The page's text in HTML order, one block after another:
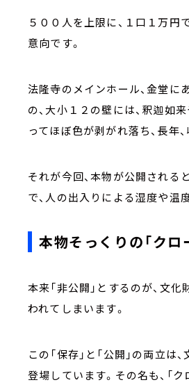
５００人を上限に、１口１万円
意向です。
法隆寺のメインホール、金堂に
の、大小１２の壁には、釈迦如
ってほぼ色が剥がれ落ち、長年
それが今回、本物が公開される
で、人の出入りによる湿度や温
本物そっくりの「クロ
本来「非公開」とするのが、文
われてしまいます。
この「保存」と「公開」の両立
登場しています。その名も、「